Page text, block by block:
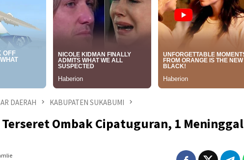
DAERAH KABUPATEN SUKABUMI
Terseret Ombak Cipatuguran, 1 Meninggal